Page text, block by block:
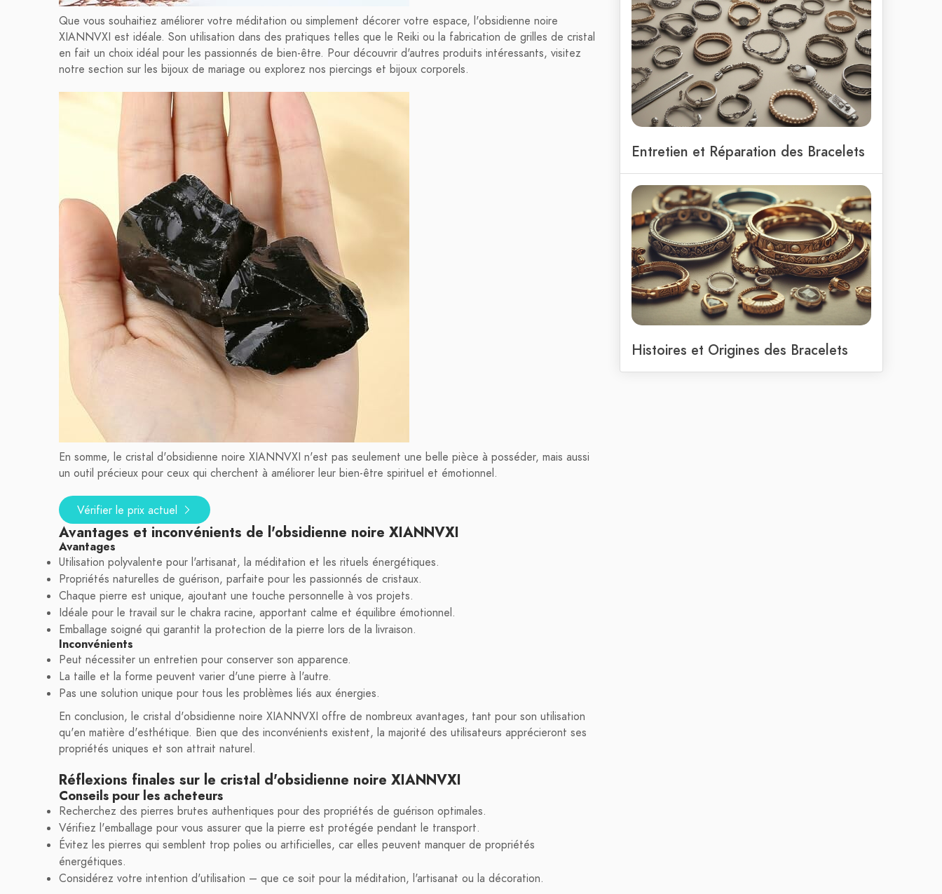
Que vous souhaitiez améliorer votre méditation ou simplement décorer votre espace, l'obsidienne noire
XIANNVXI est idéale. Son utilisation dans des pratiques telles que le Reiki ou la fabrication de grilles de cristal
en fait un choix idéal pour les passionnés de bien-être. Pour découvrir d'autres produits intéressants, visitez
notre section sur les bijoux de mariage ou explorez nos piercings et bijoux corporels.
En somme, le cristal d'obsidienne noire XIANNVXI n'est pas seulement une belle pièce à posséder, mais aussi
un outil précieux pour ceux qui cherchent à améliorer leur bien-être spirituel et émotionnel.
Vérifier le prix actuel
Avantages et inconvénients de l'obsidienne noire XIANNVXI
Avantages
Utilisation polyvalente pour l'artisanat, la méditation et les rituels énergétiques.
Propriétés naturelles de guérison, parfaite pour les passionnés de cristaux.
Chaque pierre est unique, ajoutant une touche personnelle à vos projets.
Idéale pour le travail sur le chakra racine, apportant calme et équilibre émotionnel.
Emballage soigné qui garantit la protection de la pierre lors de la livraison.
Inconvénients
Peut nécessiter un entretien pour conserver son apparence.
La taille et la forme peuvent varier d'une pierre à l'autre.
Pas une solution unique pour tous les problèmes liés aux énergies.
En conclusion, le cristal d'obsidienne noire XIANNVXI offre de nombreux avantages, tant pour son utilisation
qu'en matière d'esthétique. Bien que des inconvénients existent, la majorité des utilisateurs apprécieront ses
propriétés uniques et son attrait naturel.
Réflexions finales sur le cristal d'obsidienne noire XIANNVXI
Conseils pour les acheteurs
Recherchez des pierres brutes authentiques pour des propriétés de guérison optimales.
Vérifiez l'emballage pour vous assurer que la pierre est protégée pendant le transport.
Évitez les pierres qui semblent trop polies ou artificielles, car elles peuvent manquer de propriétés
énergétiques.
Considérez votre intention d'utilisation – que ce soit pour la méditation, l'artisanat ou la décoration.
Entretien et Réparation des Bracelets
Histoires et Origines des Bracelets